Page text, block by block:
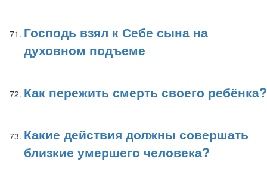
Господь взял к Себе сына на
духовном подъеме
Как пережить смерть своего ребёнка?
Какие действия должны совершать
близкие умершего человека?